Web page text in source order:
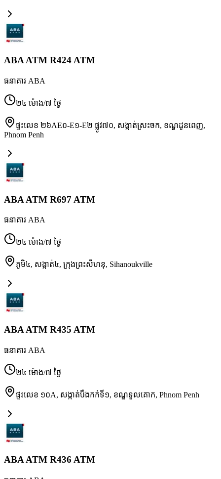
ABA ATM R424 ATM
ធនាគារ ABA
២៤ ម៉ោង/៧ ថ្ងៃ
ផ្ទះលេខ ២៦AE០-E១-E២ ផ្លូវ៧០, សង្កាត់ស្រះចក, ខណ្ឌដូនពេញ,
Phnom Penh
ABA ATM R697 ATM
ធនាគារ ABA
២៤ ម៉ោង/៧ ថ្ងៃ
ភូមិ៤, សង្កាត់៤, ក្រុងព្រះសីហនុ, Sihanoukville
ABA ATM R435 ATM
ធនាគារ ABA
២៤ ម៉ោង/៧ ថ្ងៃ
ផ្ទះលេខ ១០A, សង្កាត់បឹងកក់ទី១, ខណ្ឌទួលគោក, Phnom Penh
ABA ATM R436 ATM